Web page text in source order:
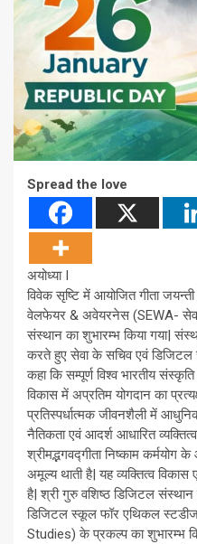
Spread the love
अयोध्या I
विवेक सृष्टि में आयोजित गीता
वेलफेयर & अवेयरनेस (SEWA- सेवा)
संस्थान का शुभारम्भ किया गया|
करते हुए सेवा के सचिव एवं डिजिटल
कहा कि सम्पूर्ण विश्व भारतीय
विकास में अप्रतिम योगदान का
प्रतिस्पर्धात्मक जीवनशैली में
नैतिकता एवं आदर्श आधारित
श्रीमद्भगवद्गीता निष्काम कर्मयोग
अमूल्य थाती है| यह व्यक्तित्व
है| श्री गुरु वशिष्ठ डिजिटल संस्थान
डिजिटल स्कूल फॉर एथिकल
Studies) के प्रकल्प का शुभारम्भ